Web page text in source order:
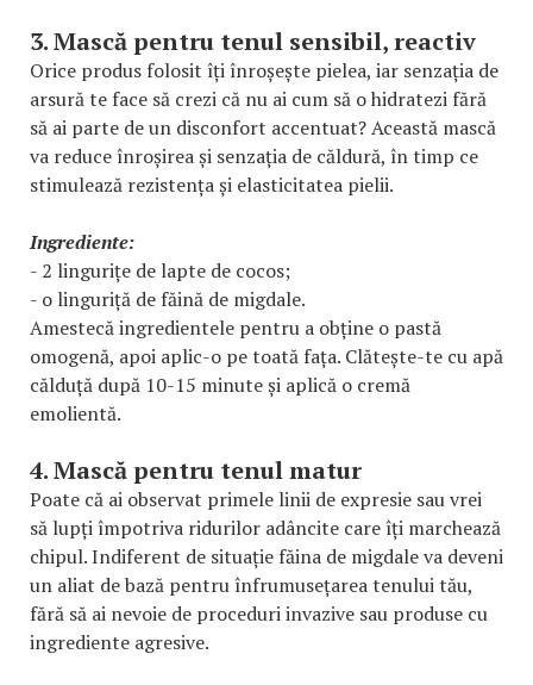
3. Mască pentru tenul sensibil, reactiv
Orice produs folosit îți înroșește pielea, iar senzația de
arsură te face să crezi că nu ai cum să o hidratezi fără
să ai parte de un disconfort accentuat? Această mască
va reduce înroșirea și senzația de căldură, în timp ce
stimulează rezistența și elasticitatea pielii.
Ingrediente:
- 2 lingurițe de lapte de cocos;
- o linguriță de făină de migdale.
Amestecă ingredientele pentru a obține o pastă
omogenă, apoi aplic-o pe toată fața. Clătește-te cu apă
călduță după 10-15 minute și aplică o cremă
emolientă.
4. Mască pentru tenul matur
Poate că ai observat primele linii de expresie sau vrei
să lupți împotriva ridurilor adâncite care îți marchează
chipul. Indiferent de situație făina de migdale va deveni
un aliat de bază pentru înfrumusețarea tenului tău,
fără să ai nevoie de proceduri invazive sau produse cu
ingrediente agresive.